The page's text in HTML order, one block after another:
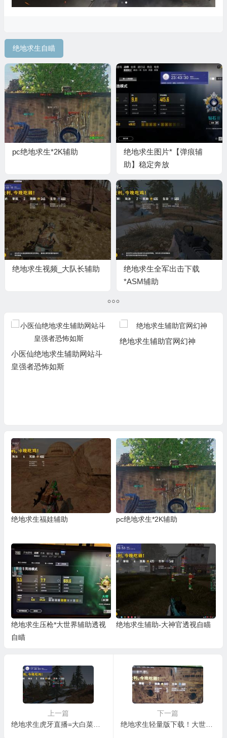
绝地求生自瞄
pc绝地求生*2K辅助
绝地求生图片*【弹痕辅
助】稳定奔放
绝地求生视频_大队长辅助
绝地求生全军出击下载
*ASM辅助
小医仙绝地求生辅助网站斗
皇强者恐怖如斯
绝地求生辅助官网幻神
绝地求生福娃辅助 pc绝地求生*2K辅助
绝地求生压枪*大世界辅助透视
自瞄
绝地求生辅助-大神官透视自瞄
上一篇
绝地求生虎牙直播=大白菜辅助
下一篇
绝地求生轻量版下载！大世界辅助